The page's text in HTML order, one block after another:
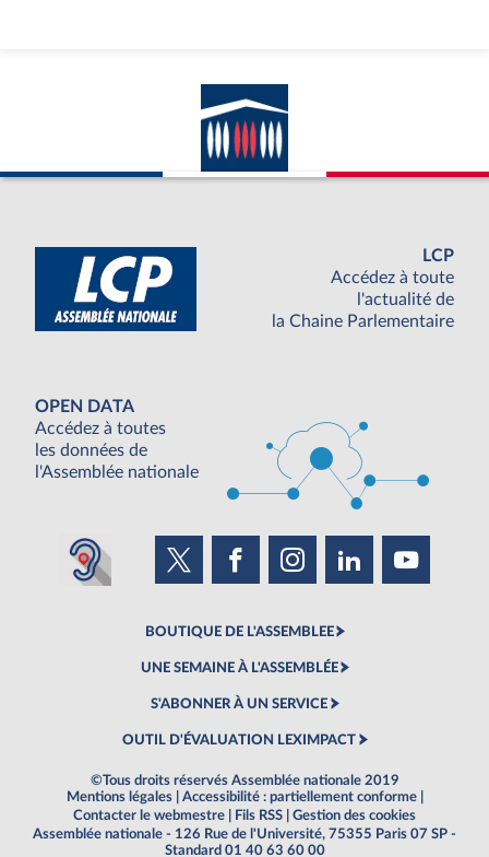
LCP
Accédez à toute
l'actualité de
la Chaine Parlementaire
OPEN DATA
Accédez à toutes
les données de
l'Assemblée nationale
BOUTIQUE DE L'ASSEMBLEE
UNE SEMAINE À L'ASSEMBLÉE
S'ABONNER À UN SERVICE
OUTIL D'ÉVALUATION LEXIMPACT
©Tous droits réservés Assemblée nationale 2019
Mentions légales
Accessibilité : partiellement conforme
Contacter le webmestre
Fils RSS
Gestion des cookies
Assemblée nationale - 126 Rue de l'Université, 75355 Paris 07 SP -
Standard 01 40 63 60 00